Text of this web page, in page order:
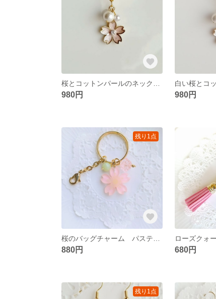
980円 980円
残り1点
880円 680円
残り1点